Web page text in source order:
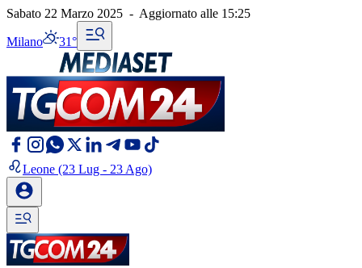
Sabato 22 Marzo 2025 - Aggiornato alle 15:25
Milano 31°
Leone (23 Lug - 23 Ago)